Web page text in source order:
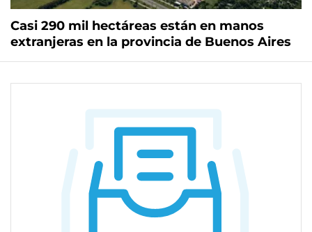
Casi 290 mil hectáreas están en manos
extranjeras en la provincia de Buenos Aires